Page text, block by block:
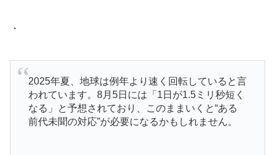
・
2025年夏、地球は例年より速く回転していると言
われています。8月5日には「1日が1.5ミリ秒短く
なる」と予想されており、このままいくと“ある
前代未聞の対応”が必要になるかもしれません。